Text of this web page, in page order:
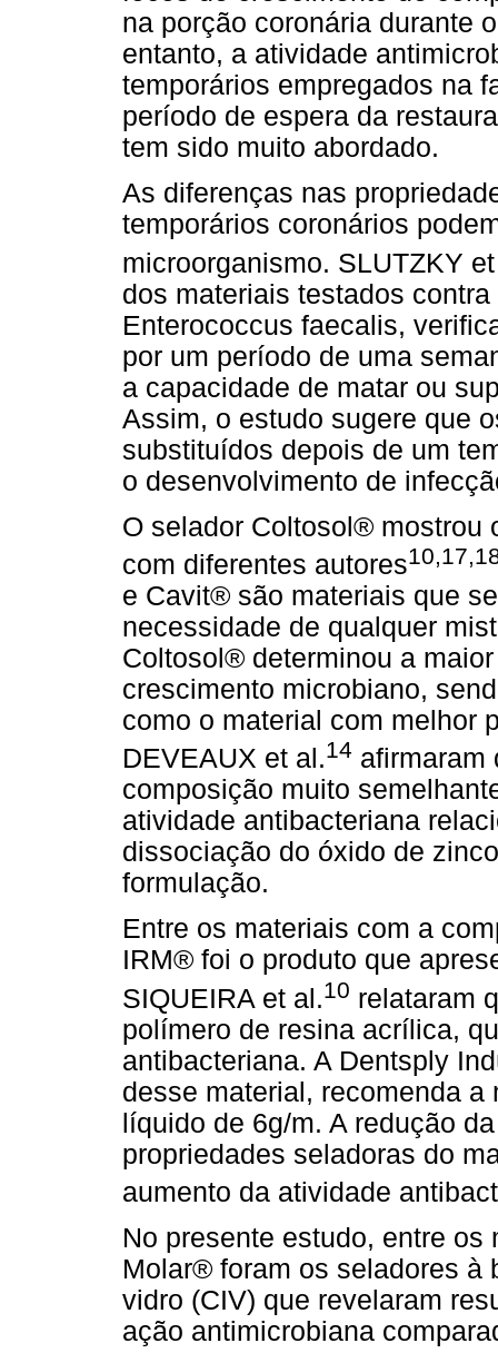
na porção coronária durante
entanto, a atividade
temporários empregados na
período de espera da
tem sido muito abordado.
As diferenças nas
temporários coronários
microorganismo. SLUTZKY
dos materiais testados
Enterococcus faecalis,
por um período de uma
a capacidade de matar ou
Assim, o estudo sugere que
substituídos depois de um
o desenvolvimento de
O selador Coltosol® mostrou
com diferentes autores
e Cavit® são materiais que
necessidade de qualquer
Coltosol® determinou a
crescimento microbiano,
como o material com melhor
DEVEAUX et al.14 afirmaram
composição muito
atividade antibacteriana
dissociação do óxido de
formulação.
Entre os materiais com a
IRM® foi o produto que
SIQUEIRA et al.10 relataram
polímero de resina acrílica,
antibacteriana. A Dentsply
desse material, recomenda
líquido de 6g/m. A redução
propriedades seladoras do
aumento da atividade
No presente estudo, entre
Molar® foram os seladores à
vidro (CIV) que revelaram
ação antimicrobiana